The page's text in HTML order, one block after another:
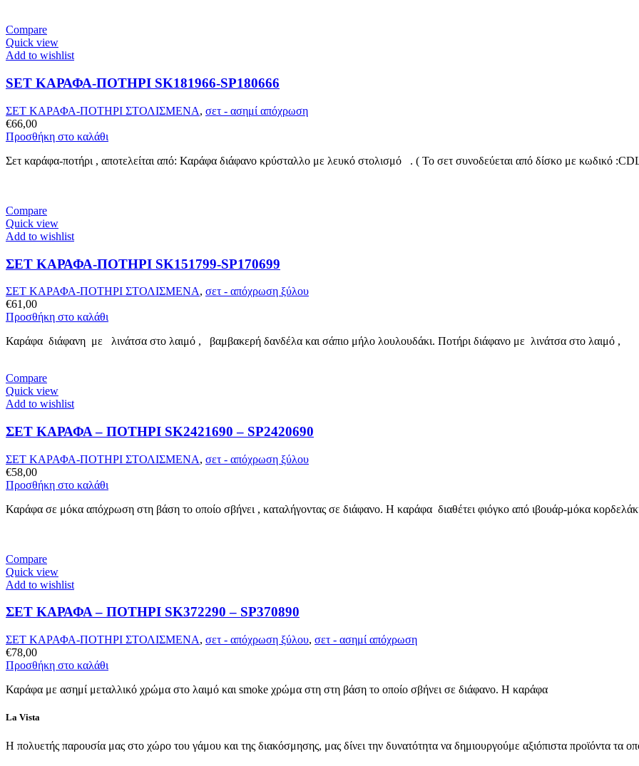
Compare
Quick view
Add to wishlist
SET ΚΑΡΑΦΑ-ΠΟΤΗΡΙ SK181966-SP180666
ΣΕΤ ΚΑΡΑΦΑ-ΠΟΤΗΡΙ ΣΤΟΛΙΣΜΕΝΑ, σετ - ασημί απόχρωση
€66,00
Προσθήκη στο καλάθι
Σετ καράφα-ποτήρι , αποτελείται από: Καράφα διάφανο κρύσταλλο με λευκό στολισμό . ( Το σετ συνοδεύεται από δίσκο με κωδικό
Compare
Quick view
Add to wishlist
ΣΕΤ ΚΑΡΑΦΑ-ΠΟΤΗΡΙ SK151799-SP170699
ΣΕΤ ΚΑΡΑΦΑ-ΠΟΤΗΡΙ ΣΤΟΛΙΣΜΕΝΑ, σετ - απόχρωση ξύλου
€61,00
Προσθήκη στο καλάθι
Καράφα διάφανη με λινάτσα στο λαιμό , βαμβακερή δανδέλα και σάπιο μήλο λουλουδάκι. Ποτήρι διάφανο με λινάτσα στο λαιμό ,
Compare
Quick view
Add to wishlist
ΣΕΤ ΚΑΡΑΦΑ – ΠΟΤΗΡΙ SK2421690 – SP2420690
ΣΕΤ ΚΑΡΑΦΑ-ΠΟΤΗΡΙ ΣΤΟΛΙΣΜΕΝΑ, σετ - απόχρωση ξύλου
€58,00
Προσθήκη στο καλάθι
Καράφα σε μόκα απόχρωση στη βάση το οποίο σβήνει , καταλήγοντας σε διάφανο. Η καράφα διαθέτει φιόγκο από ιβουάρ-μόκα
Compare
Quick view
Add to wishlist
ΣΕΤ ΚΑΡΑΦΑ – ΠΟΤΗΡΙ SK372290 – SP370890
ΣΕΤ ΚΑΡΑΦΑ-ΠΟΤΗΡΙ ΣΤΟΛΙΣΜΕΝΑ, σετ - απόχρωση ξύλου, σετ - ασημί απόχρωση
€78,00
Προσθήκη στο καλάθι
Καράφα με ασημί μεταλλικό χρώμα στο λαιμό και smoke χρώμα στη στη βάση το οποίο σβήνει σε διάφανο. Η καράφα
La Vista
Η πολυετής παρουσία μας στο χώρο του γάμου και της διακόσμησης, μας δίνει την δυνατότητα να δημιουργούμε αξιόπιστα προϊόντα τα